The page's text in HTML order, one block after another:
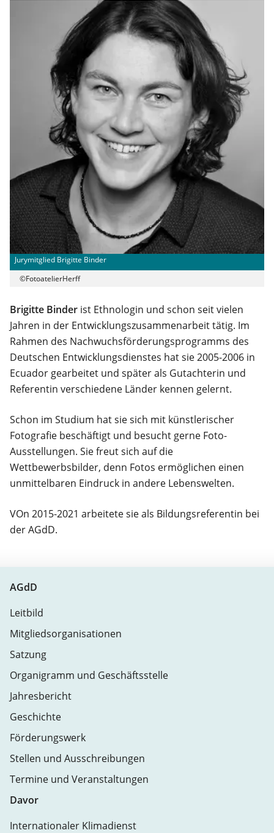
Jurymitglied Brigitte Binder
©FotoatelierHerff
Brigitte Binder ist Ethnologin und schon seit vielen
Jahren in der Entwicklungszusammenarbeit tätig. Im
Rahmen des Nachwuchsförderungsprogramms des
Deutschen Entwicklungsdienstes hat sie 2005-2006 in
Ecuador gearbeitet und später als Gutachterin und
Referentin verschiedene Länder kennen gelernt.
Schon im Studium hat sie sich mit künstlerischer
Fotografie beschäftigt und besucht gerne Foto-
Ausstellungen. Sie freut sich auf die
Wettbewerbsbilder, denn Fotos ermöglichen einen
unmittelbaren Eindruck in andere Lebenswelten.
VOn 2015-2021 arbeitete sie als Bildungsreferentin bei
der AGdD.
AGdD
Leitbild
Mitgliedsorganisationen
Satzung
Organigramm und Geschäftsstelle
Jahresbericht
Geschichte
Förderungswerk
Stellen und Ausschreibungen
Termine und Veranstaltungen
Davor
Internationaler Klimadienst